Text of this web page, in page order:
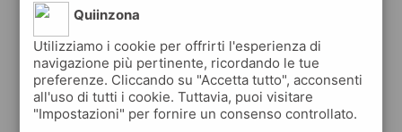
quiinzona è una app
gratuita
che ti aiuta se cerchi 'un'app per
erboristerie lagnasco ? ' e che ti premia
ogni volta che la usi
Quiinzona
Utilizziamo i cookie per offrirti l'esperienza di
navigazione più pertinente, ricordando le tue
preferenze. Cliccando su "Accetta tutto", acconsenti
all'uso di tutti i cookie. Tuttavia, puoi visitare
"Impostazioni" per fornire un consenso controllato.